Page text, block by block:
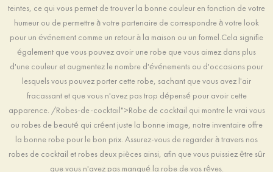
teintes, ce qui vous permet de trouver la bonne couleur en fonction de votre
humeur ou de permettre à votre partenaire de correspondre à votre look
pour un événement comme un retour à la maison ou un formel.Cela signifie
également que vous pouvez avoir une robe que vous aimez dans plus
d'une couleur et augmentez le nombre d'événements ou d'occasions pour
lesquels vous pouvez porter cette robe, sachant que vous avez l'air
fracassant et que vous n'avez pas trop dépensé pour avoir cette
apparence. /Robes-de-cocktail">Robe de cocktail qui montre le vrai vous
ou robes de beauté qui créent juste la bonne image, notre inventaire offre
la bonne robe pour le bon prix. Assurez-vous de regarder à travers nos
robes de cocktail et robes deux pièces ainsi, afin que vous puissiez être sûr
que vous n'avez pas manqué la robe de vos rêves.